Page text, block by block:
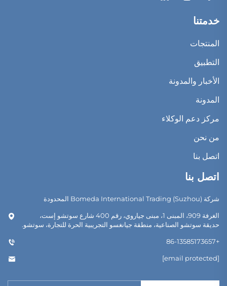
خدمتنا
المنتجات
التطبيق
الأخبار والمدونة
المدونة
مركز دعم الوكلاء
من نحن
اتصل بنا
اتصل بنا
شركة Bomeda International Trading (Suzhou) المحدودة
الغرفة 909، المبنى 1، مبنى جياروي، رقم 400 شارع سوتشو إست،
حديقة سوتشو الصناعية، منطقة جيانغسو التجريبية الحرة للتجارة، سوتشو.
+86-13585173657
[email protected]